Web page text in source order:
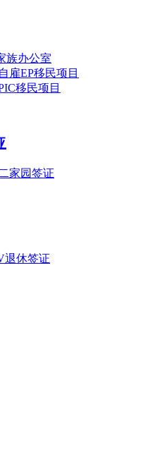
族办公室
雇EP移民项目
移民项目
家园签证
退休签证